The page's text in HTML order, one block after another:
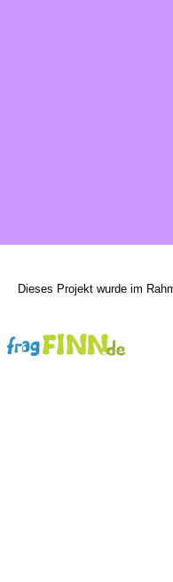
Dieses Projekt wurde im